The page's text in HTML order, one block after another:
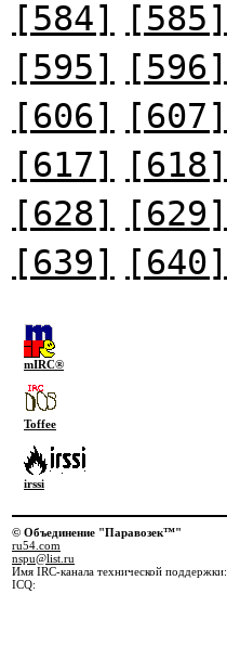
[584] [585]
[595]
[596]
[606]
[607]
[617]
[618]
[628]
[629]
[639]
[640]
mIRC®
Toffee
irssi
© Объединение "Паравозек™"
ru54.com
nspu@list.ru
Имя IRC-канала технической поддержки:
ICQ: